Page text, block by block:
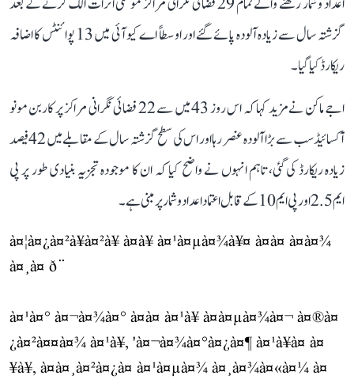
گزشتہ سال سے زیادہ آلودہ پائے گئے اور اوسطاً اے کیو آئی میں 13 پوائنٹس کا اضافہ
ریکارڈ کیا گیا۔
اجے ماکن نے مزید کہا کہ اس روز 43 میں سے 22 فضائی نگرانی مراکز پر کاربن مونو
آکسائیڈ سب سے بڑا آلودہ عنصر رہا اور اس کی سطح گزشتہ سال کے مقابلے میں 42 فیصد
زیادہ ریکارڈ کی گئی، تاہم انہوں نے واضح کیا کہ ان کا موجودہ تجزیہ بنیادی طور پر پی
ایم 2.5 اور پی ایم 10 کے قابل اعتماد اعداد و شمار پر مبنی ہے۔
à¤¦à¤¿à¤²à¥à¤²à¥ à¤à¥ à¤¹à¤µà¤¾à¥¤ à¤à¤ à¤à¤¾
à¤¸à¤ ð¨
à¤¹à¤° à¤¬à¤¾à¤° à¤à¤ à¤¹à¥ à¤à¤µà¤¾à¤¬ à¤®à¤
¿à¤²à¤¤à¤¾ à¤¹à¥, 'à¤¬à¤¾à¤°à¤¿à¤¶ à¤¹à¥à¤ à¤
¥à¥, à¤à¤¸à¤²à¤¿à¤ à¤¹à¤µà¤¾ à¤¸à¤¾à¤«à¤¼ à¤